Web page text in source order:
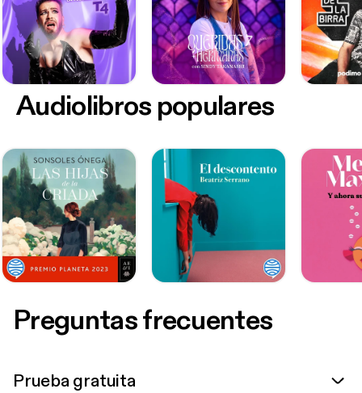
Audiolibros populares
Preguntas frecuentes
Prueba gratuita